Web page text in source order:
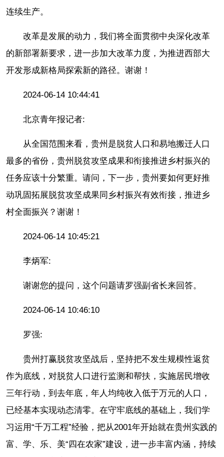
连续生产。
改革是发展的动力，我们将全面贯彻中央深化改革
的新部署新要求，进一步加大改革力度，为推进西部大
开发形成新格局探索新的路径。谢谢！
2024-06-14 10:44:41
北京青年报记者:
从全国范围来看，贵州是脱贫人口和易地搬迁人口
最多的省份，贵州脱贫攻坚成果和衔接推进乡村振兴的
任务应该十分繁重。请问，下一步，贵州要如何更好推
动巩固拓展脱贫攻坚成果同乡村振兴有效衔接，推进乡
村全面振兴？谢谢！
2024-06-14 10:45:21
李炳军:
谢谢您的提问，这个问题请罗强副省长来回答。
2024-06-14 10:46:10
罗强:
贵州打赢脱贫攻坚战后，坚持把不发生规模性返贫
作为底线，对脱贫人口进行监测和帮扶，实施居民增收
三年行动，到去年底，年人均纯收入低于万元的人口，
已经基本实现动态清零。在守牢底线的基础上，我们学
习运用“千万工程”经验，把从2001年开始就在贵州实践的
富、学、乐、美“四在农家”建设，进一步丰富内涵，持续